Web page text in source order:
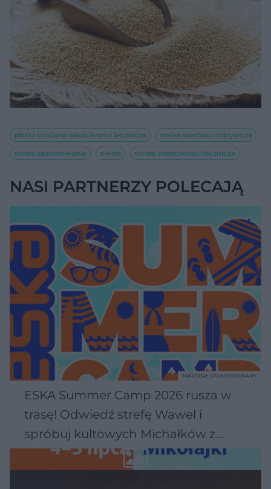
płatki owsiane właściwości lecznicze
owies wartości odżywcze
owies zastosowanie
owies owies właściwości lecznicze
NASI PARTNERZY POLECAJĄ
ESKA Summer Camp 2026 rusza w
trasę! Odwiedź strefę Wawel i
spróbuj kultowych Michałków z
Wawelu
MATERIAŁ SPONSOROWANY